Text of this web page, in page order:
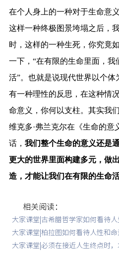
在个人身上的一种对于生命意
这样一种终极图景垮塌之后，
时，这样的一种生死，你究竟
一下，“在有限的生命里面，
活”。也就是说现代世界以个
有一种理性的反思，在这种情
命意义，你何以支柱。其实我
维克多·弗兰克尔在《生命的意
话， 我们整个生命的意义还是
更大的世界里面构建多元，做
造，才能让我们在有限的生命
相关阅读：
大家课堂|古希腊哲学家如何看待人
大家课堂|柏拉图如何看待人性和命
大家课堂|必须在接近人生终点时